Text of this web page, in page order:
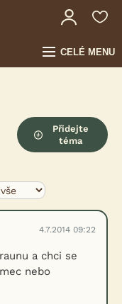
CELÉ MENU
Přidejte
téma
4.7.2014 09:22
a chci se
nebo